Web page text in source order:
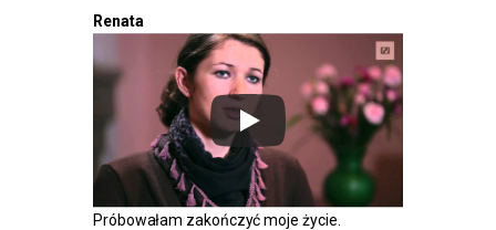
Renata
Próbowałam zakończyć moje życie.